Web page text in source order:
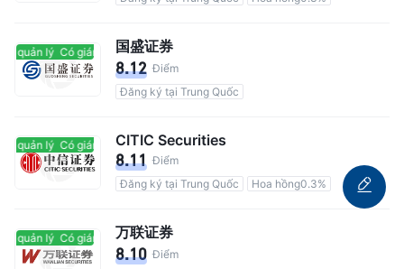
quản lý Có giám sát quản lý
国盛证券
8.12 Điểm
Đăng ký tại Trung Quốc
quản lý Có giám sát quản lýCITIC Securities
8.11 Điểm
Đăng ký tại Trung Quốc
Hoa hồng0.3%
quản lý Có giám sát quản lý
万联证券
8.10 Điểm